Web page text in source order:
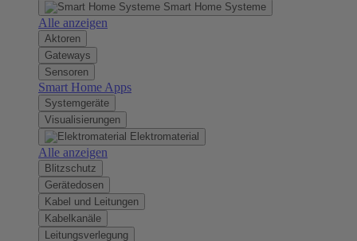
Smart Home Systeme
Alle anzeigen
Aktoren
Gateways
Sensoren
Smart Home Apps
Systemgeräte
Visualisierungen
Elektromaterial
Alle anzeigen
Blitzschutz
Gerätedosen
Kabel und Leitungen
Kabelkanäle
Leitungsverlegung